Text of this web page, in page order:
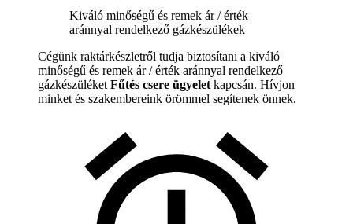
Kiváló minőségű és remek ár / érték
aránnyal rendelkező gázkészülékek
Cégünk raktárkészletről tudja biztosítani a kiváló
minőségű és remek ár / érték aránnyal rendelkező
gázkészüléket Fűtés csere ügyelet kapcsán. Hívjon
minket és szakembereink örömmel segítenek önnek.